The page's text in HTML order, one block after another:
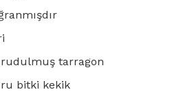
tarragon
bitki kekik